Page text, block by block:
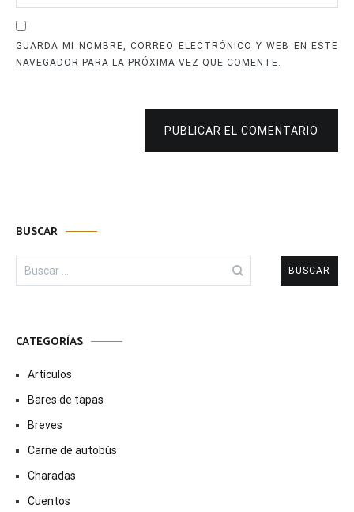
GUARDA MI NOMBRE, CORREO ELECTRÓNICO Y WEB EN ESTE
NAVEGADOR PARA LA PRÓXIMA VEZ QUE COMENTE.
PUBLICAR EL COMENTARIO
BUSCAR
CATEGORÍAS
Artículos
Bares de tapas
Breves
Carne de autobús
Charadas
Cuentos